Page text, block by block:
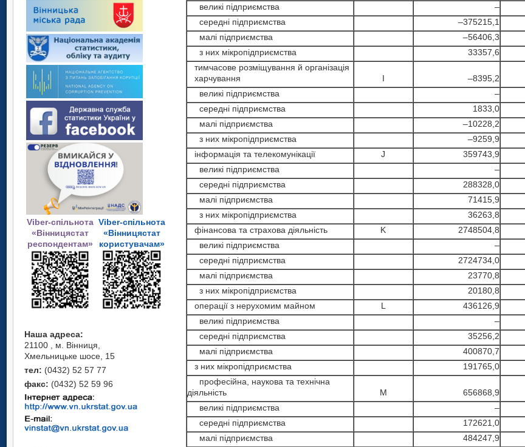
Viber-спільнота
«Вінницястат
респондентам»
Viber-спільнота
«Вінницястат
користувачам»
Наша адреса:
21100 , м. Вінниця,
Хмельницьке шосе, 15
тел: (0432) 52 57 77
факс: (0432) 52 59 96
великі підприємства
–
середні підприємства
–375215,1
малі підприємства
–56406,3
з них мікропідприємства
33357,6
тимчасове розміщування й організація
харчування
I –8395,2
великі підприємства
–
середні підприємства
1833,0
малі підприємства
–10228,2
з них мікропідприємства
–9259,9
інформація та телекомунікації
J 359743,9
великі підприємства
–
середні підприємства
288328,0
малі підприємства
71415,9
з них мікропідприємства
36263,8
фінансова та страхова діяльність
K 2748504,8
великі підприємства
–
середні підприємства
2724734,0
малі підприємства
23770,8
з них мікропідприємства
20180,8
операції з нерухомим майном
L 436126,9
великі підприємства
–
середні підприємства
35256,2
малі підприємства
400870,7
з них мікропідприємства
191765,0
професійна, наукова та технічна
діяльність
M 656868,9
великі підприємства
–
середні підприємства
172621,0
малі підприємства
484247,9